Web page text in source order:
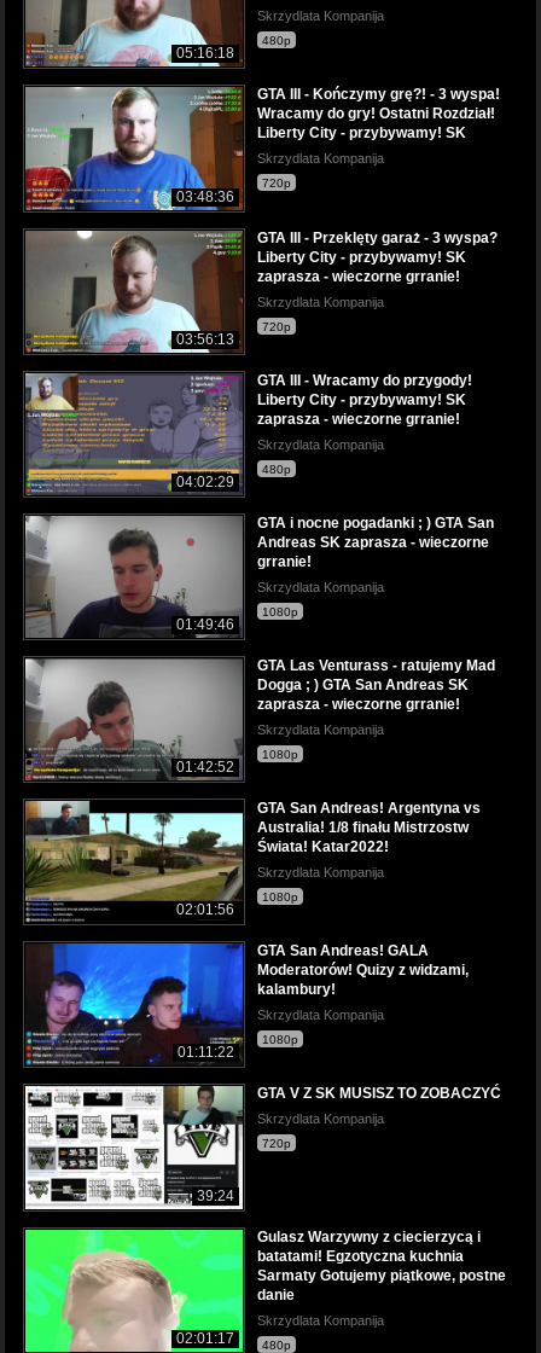
05:16:18
Skrzydlata Kompanija
480p
03:48:36
GTA III - Kończymy grę?! - 3 wyspa!
Wracamy do gry! Ostatni Rozdział!
Liberty City - przybywamy! SK
Skrzydlata Kompanija
720p
03:56:13
GTA III - Przeklęty garaż - 3 wyspa?
Liberty City - przybywamy! SK
zaprasza - wieczorne grranie!
Skrzydlata Kompanija
720p
04:02:29
GTA III - Wracamy do przygody!
Liberty City - przybywamy! SK
zaprasza - wieczorne grranie!
Skrzydlata Kompanija
480p
01:49:46
GTA i nocne pogadanki ; ) GTA San
Andreas SK zaprasza - wieczorne
grranie!
Skrzydlata Kompanija
1080p
01:42:52
GTA Las Venturass - ratujemy Mad
Dogga ; ) GTA San Andreas SK
zaprasza - wieczorne grranie!
Skrzydlata Kompanija
1080p
02:01:56
GTA San Andreas! Argentyna vs
Australia! 1/8 finału Mistrzostw
Świata! Katar2022!
Skrzydlata Kompanija
1080p
01:11:22
GTA San Andreas! GALA
Moderatorów! Quizy z widzami,
kalambury!
Skrzydlata Kompanija
1080p
39:24
GTA V Z SK MUSISZ TO ZOBACZYĆ
Skrzydlata Kompanija
720p
02:01:17
Gulasz Warzywny z ciecierzycą i
batatami! Egzotyczna kuchnia
Sarmaty Gotujemy piątkowe, postne
danie
Skrzydlata Kompanija
480p